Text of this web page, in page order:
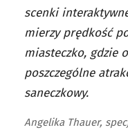
scenki
mierzy prędkość
miasteczko, gdzie
poszczególne
saneczkowy.
Angelika Thauer,